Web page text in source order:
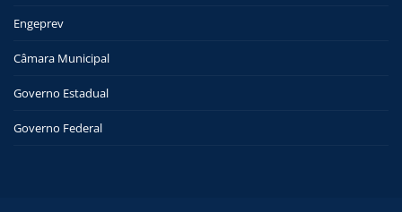
Engeprev
Câmara Municipal
Governo Estadual
Governo Federal